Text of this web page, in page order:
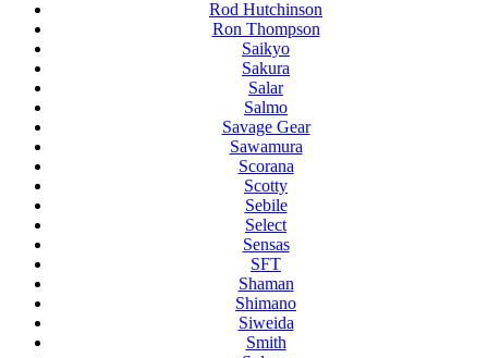
Rod Hutchinson
Ron Thompson
Saikyo
Sakura
Salar
Salmo
Savage Gear
Sawamura
Scorana
Scotty
Sebile
Select
Sensas
SFT
Shaman
Shimano
Siweida
Smith